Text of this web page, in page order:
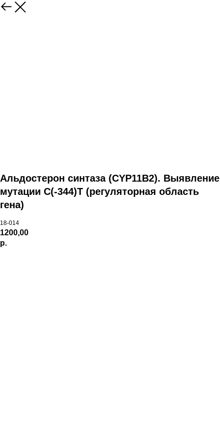
Альдостерон синтаза (CYP11B2). Выявление
мутации C(-344)T (регуляторная область
гена)
18-014
1200,00
р.